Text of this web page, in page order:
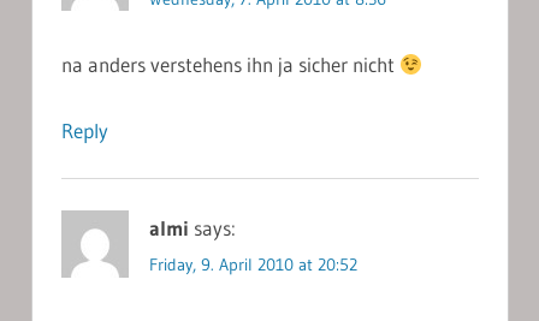
na anders verstehens ihn ja sicher nicht
Reply
almi says:
Friday, 9. April 2010 at 20:52